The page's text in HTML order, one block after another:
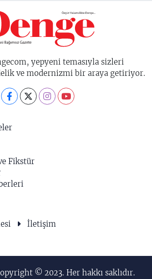
yepyeni temasıyla sizleri
ve modernizmi bir araya getiriyor.
Fikstür
İletişim
© 2023. Her hakkı saklıdır.